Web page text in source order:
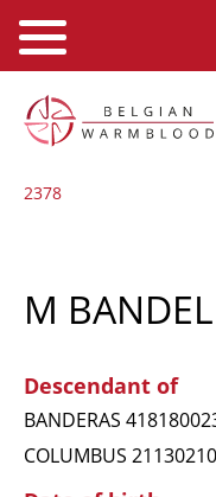
Skip
content
Secundaire
navigatie
Webshop
M
Descendant of
BANDERAS
COLUMBUS
2378